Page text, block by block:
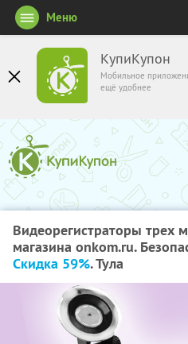
КупиКупон
Мобильное
ещё удобнее
Меню
Видеорегистраторы трех
магазина onkom.ru.
Скидка 59%. Тула